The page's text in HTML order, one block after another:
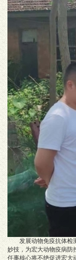
发展动物免疫抗体检测
妙技，为宏大动物疫病防
任事核心将不绝促进宏大